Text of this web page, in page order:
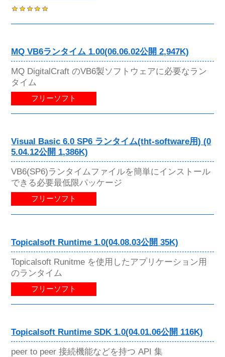
MQ VB6ランタイム 1.00(06.06.02公開 2,947K)
MQ DigitalCraft のVB6製ソフトウェアに必要なラン
タイム
フリーソフト
Visual Basic 6.0 SP6 ランタイム(tht-software用) (0
5.04.12公開 1,386K)
VB6(SP6)ランタイムファイルを簡単にインストール
できる必要最低限パッケージ
フリーソフト
Topicalsoft Runtime 1.0(04.08.03公開 35K)
Topicalsoft Runitme を使用したアプリケーション用
のランタイム
フリーソフト
Topicalsoft Runtime SDK 1.0(04.01.06公開 116K)
peer to peer 接続機能などを持つ API 集